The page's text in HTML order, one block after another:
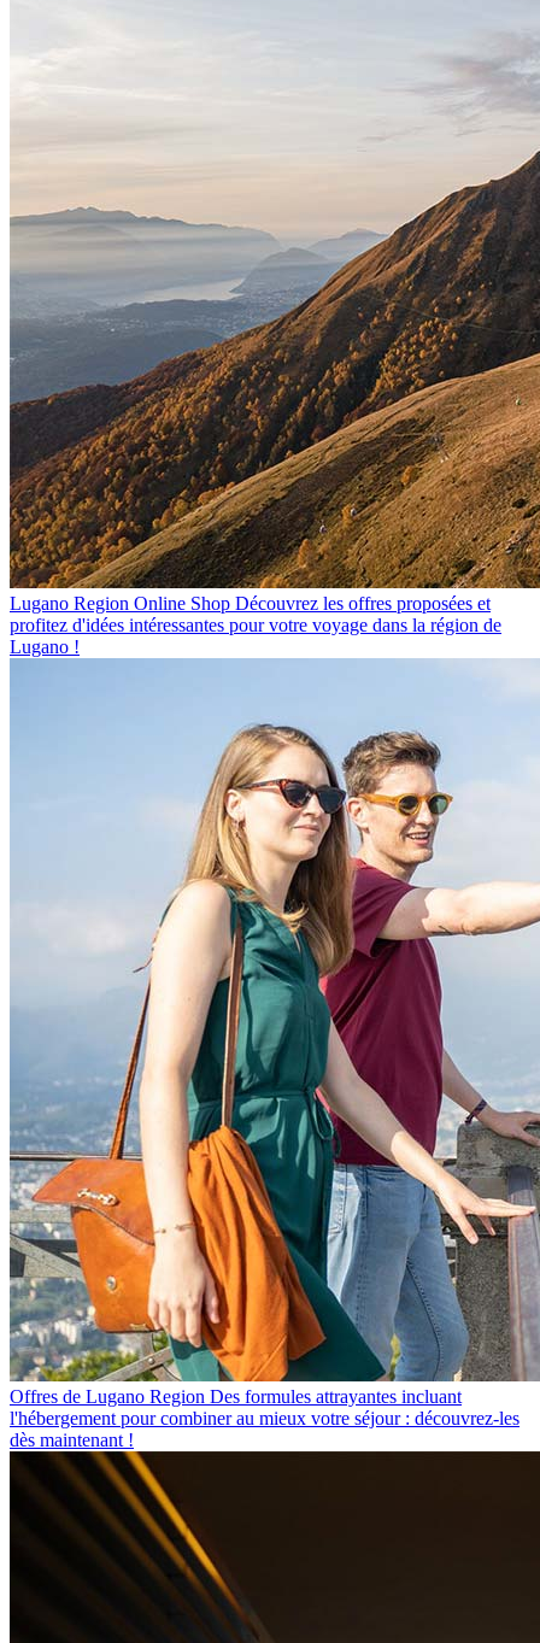
Lugano Region Online Shop Découvrez les offres proposées et
profitez d'idées intéressantes pour votre voyage dans la région de
Lugano !
Offres de Lugano Region Des formules attrayantes incluant
l'hébergement pour combiner au mieux votre séjour : découvrez-les
dès maintenant !